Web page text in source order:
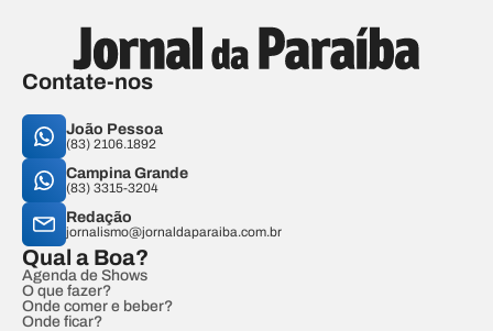
Contate-nos
João Pessoa
(83) 2106.1892
Campina Grande
(83) 3315-3204
Redação
jornalismo@jornaldaparaiba.com.br
Qual a Boa?
Agenda de Shows
O que fazer?
Onde comer e beber?
Onde ficar?